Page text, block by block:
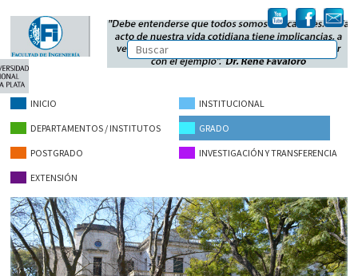
INICIO INSTITUCIONAL
DEPARTAMENTOS / INSTITUTOS GRADO
POSTGRADO INVESTIGACIÓN Y TRANSFERENCIA
EXTENSIÓN